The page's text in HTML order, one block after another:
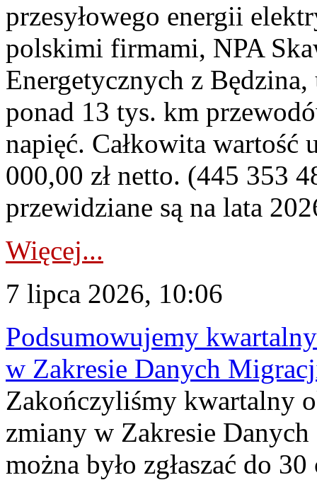
przesyłowego energii
polskimi firmami, NPA
Energetycznych z
ponad 13 tys. km
napięć. Całkowita
000,00 zł netto. (445 353
przewidziane są na lata
Więcej...
7 lipca 2026, 10:06
Podsumowujemy
w Zakresie Danych
Zakończyliśmy kwartalny
zmiany w Zakresie
można było zgłaszać do